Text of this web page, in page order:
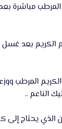
مباشرة بعد
بعد غسل
المرطب
الناعم ..
الذي يحتاج إلى